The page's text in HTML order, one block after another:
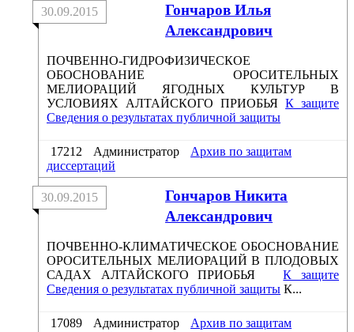
Гончаров Илья
Александрович
30.09.2015
ПОЧВЕННО-ГИДРОФИЗИЧЕСКОЕ
ОБОСНОВАНИЕ ОРОСИТЕЛЬНЫХ
МЕЛИОРАЦИЙ ЯГОДНЫХ КУЛЬТУР В
УСЛОВИЯХ АЛТАЙСКОГО ПРИОБЬЯ К защите
Сведения о результатах публичной защиты
17212 Администратор
Архив по защитам
диссертаций
Гончаров Никита
Александрович
30.09.2015
ПОЧВЕННО-КЛИМАТИЧЕСКОЕ ОБОСНОВАНИЕ
ОРОСИТЕЛЬНЫХ МЕЛИОРАЦИЙ В ПЛОДОВЫХ
САДАХ АЛТАЙСКОГО ПРИОБЬЯК защите
Сведения о результатах публичной защиты К...
17089 Администратор
Архив по защитам